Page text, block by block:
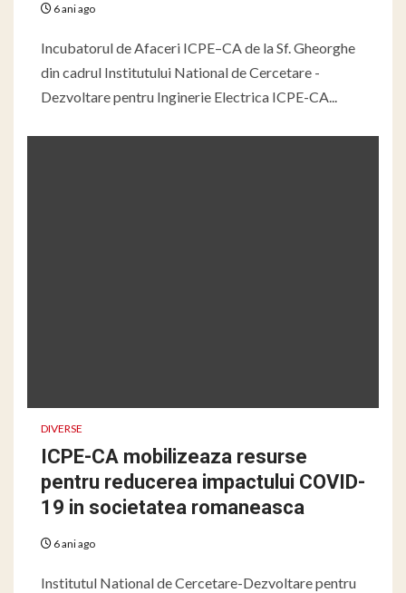
6 ani ago
Incubatorul de Afaceri ICPE–CA de la Sf. Gheorghe
din cadrul Institutului National de Cercetare -
Dezvoltare pentru Inginerie Electrica ICPE-CA...
DIVERSE
ICPE-CA mobilizeaza resurse
pentru reducerea impactului COVID-
19 in societatea romaneasca
6 ani ago
Institutul National de Cercetare-Dezvoltare pentru